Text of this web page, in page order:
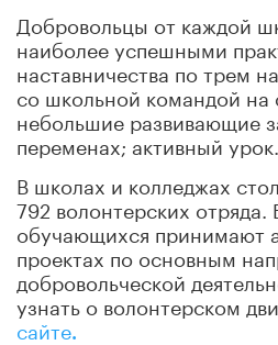
Добровольцы от каждой
наиболее успешными
наставничества по трем
со школьной командой на
небольшие развивающие
переменах; активный урок.
В школах и колледжах
792 волонтерских отряда.
обучающихся принимают
проектах по основным
добровольческой
узнать о волонтерском
сайте.